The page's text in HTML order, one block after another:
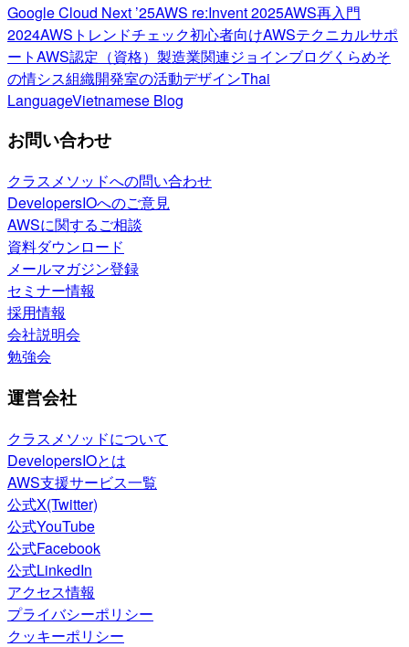
Google Cloud Next ’25AWS re:Invent 2025AWS再入門
2024AWSトレンドチェック初心者向けAWSテクニカルサポ
ートAWS認定（資格） 製造業関連ジョインブログくらめそ
の情シス組織開発室の活動デザインThai
LanguageVietnamese Blog
お問い合わせ
クラスメソッドへの問い合わせ
DevelopersIOへのご意見
AWSに関するご相談
資料ダウンロード
メールマガジン登録
セミナー情報
採用情報
会社説明会
勉強会
運営会社
クラスメソッドについて
DevelopersIOとは
AWS支援サービス一覧
公式X(Twitter)
公式YouTube
公式Facebook
公式LinkedIn
アクセス情報
プライバシーポリシー
クッキーポリシー